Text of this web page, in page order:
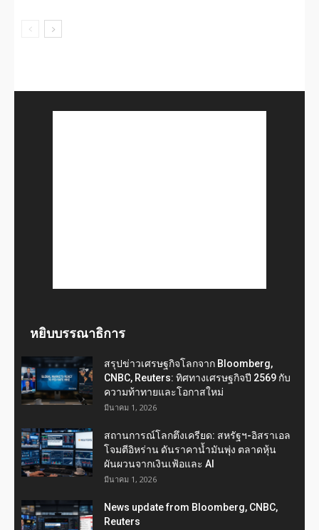
หยิบบรรณาธิการ
สรุปข่าวเศรษฐกิจโลกจาก Bloomberg,
CNBC, Reuters: ทิศทางเศรษฐกิจปี 2569 กับ
ความท้าทายและโอกาสใหม่
มีนาคม 1, 2026
สถานการณ์โลกตึงเครียด: สหรัฐฯ-อิสราเอล
โจมตีอิหร่าน ดันราคาน้ำมันพุ่ง ตลาดหุ้น
ผันผวนจากเงินเฟ้อและ AI
มีนาคม 1, 2026
News update from Bloomberg, CNBC,
Reuters